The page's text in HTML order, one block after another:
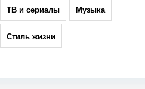
ТВ и сериалы Музыка
Стиль жизни